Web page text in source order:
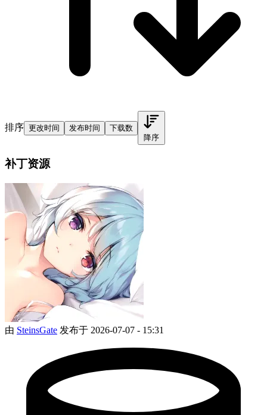
排序 更改时间 发布时间
下载数
降序
补丁资源
由 SteinsGate 发布于 2026-07-07 - 15:31